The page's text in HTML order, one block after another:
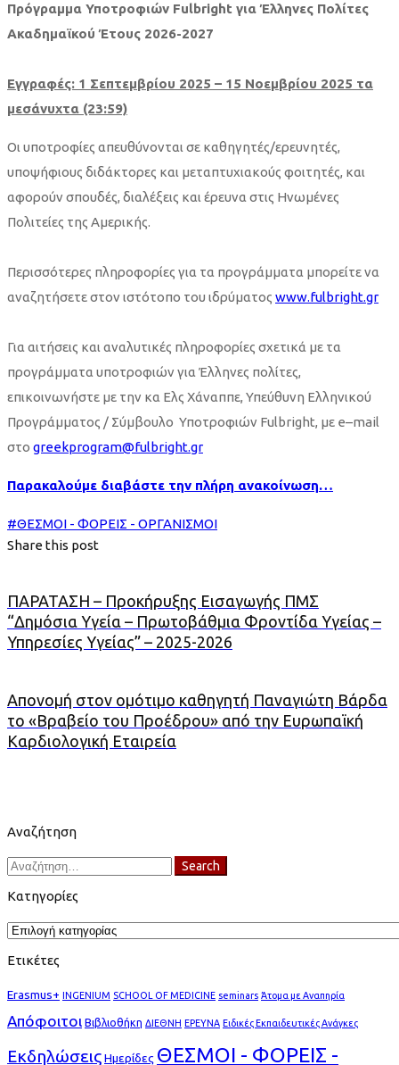
Πρόγραμμα Υποτροφιών Fulbright για Έλληνες Πολίτες
Ακαδημαϊκού Έτους 2026-2027
Εγγραφές: 1 Σεπτεμβρίου 2025 – 15 Νοεμβρίου 2025 τα
μεσάνυχτα (23:59)
Οι υποτροφίες απευθύνονται σε καθηγητές/ερευνητές,
υποψήφιους διδάκτορες και μεταπτυχιακούς φοιτητές, και
αφορούν σπουδές, διαλέξεις και έρευνα στις Ηνωμένες
Πολιτείες της Αμερικής.
Περισσότερες πληροφορίες για τα προγράμματα μπορείτε να
αναζητήσετε στον ιστότοπο του ιδρύματος www.fulbright.gr
Για αιτήσεις και αναλυτικές πληροφορίες σχετικά με τα
προγράμματα υποτροφιών για Έλληνες πολίτες,
επικοινωνήστε με την κα Ελς Χάναππε, Υπεύθυνη Ελληνικού
Προγράμματος / Σύμβουλο Υποτροφιών Fulbright, με e–mail
στο greekprogram@fulbright.gr
Παρακαλούμε διαβάστε την πλήρη ανακοίνωση…
#ΘΕΣΜΟΙ - ΦΟΡΕΙΣ - ΟΡΓΑΝΙΣΜΟΙ
Share this post
ΠΑΡΑΤΑΣΗ – Προκήρυξης Εισαγωγής ΠΜΣ
“Δημόσια Υγεία – Πρωτοβάθμια Φροντίδα Υγείας –
Υπηρεσίες Υγείας” – 2025-2026
Απονομή στον ομότιμο καθηγητή Παναγιώτη Βάρδα
το «Βραβείο του Προέδρου» από την Ευρωπαϊκή
Καρδιολογική Εταιρεία
Αναζήτηση
Search
for:
Search
Κατηγορίες
Κατηγορίες
Ετικέτες
Erasmus+ INGENIUM SCHOOL OF MEDICINE seminars Άτομα με Αναπηρία
Απόφοιτοι Βιβλιοθήκη ΔΙΕΘΝΗ ΕΡΕΥΝΑ Ειδικές Εκπαιδευτικές Ανάγκες
ΕκδηλώσειςΗμερίδες ΘΕΣΜΟΙ - ΦΟΡΕΙΣ -